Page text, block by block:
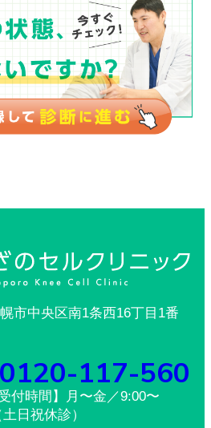
市中央区南1条西16丁目1番
0120-117-560
受付時間】月〜金／9:00〜
日祝休診）